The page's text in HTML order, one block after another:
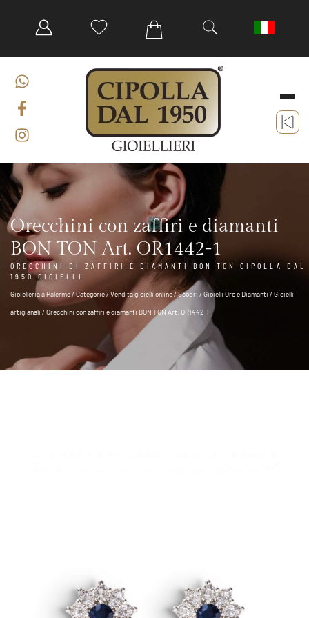
Orecchini con zaffiri e diamanti
BON TON Art. OR1442-1
ORECCHINI DI ZAFFIRI E DIAMANTI BON TON CIPOLLA DAL
1950 GIOIELLI
Gioielleria a Palermo/Categorie/Vendita gioielli online/Scopri / Gioielli Oro e Diamanti /Gioielli
artigianali / Orecchini con zaffiri e diamanti BON TON Art. OR1442-1